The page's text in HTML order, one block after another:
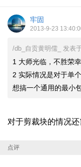
牢固
2013-9-23
/db_自贡黄明儒_ 发表
1 大师光临，不胜荣幸
2 实际情况是对于单
想搞一个通用的最小
对于剪裁块的情况还
点评